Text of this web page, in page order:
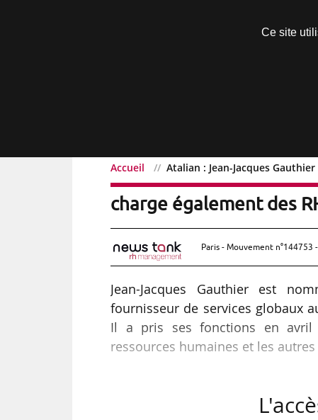
Accueil Atalian : Jean-Jacques
Atalian : Jean-Jacques
charge également des
Paris - Mouvement n°144753
Jean-Jacques Gauthier est
fournisseur de services globaux
Il a pris ses fonctions en avril
ressources humaines et les
Ce site